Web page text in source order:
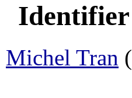
Michel Tran